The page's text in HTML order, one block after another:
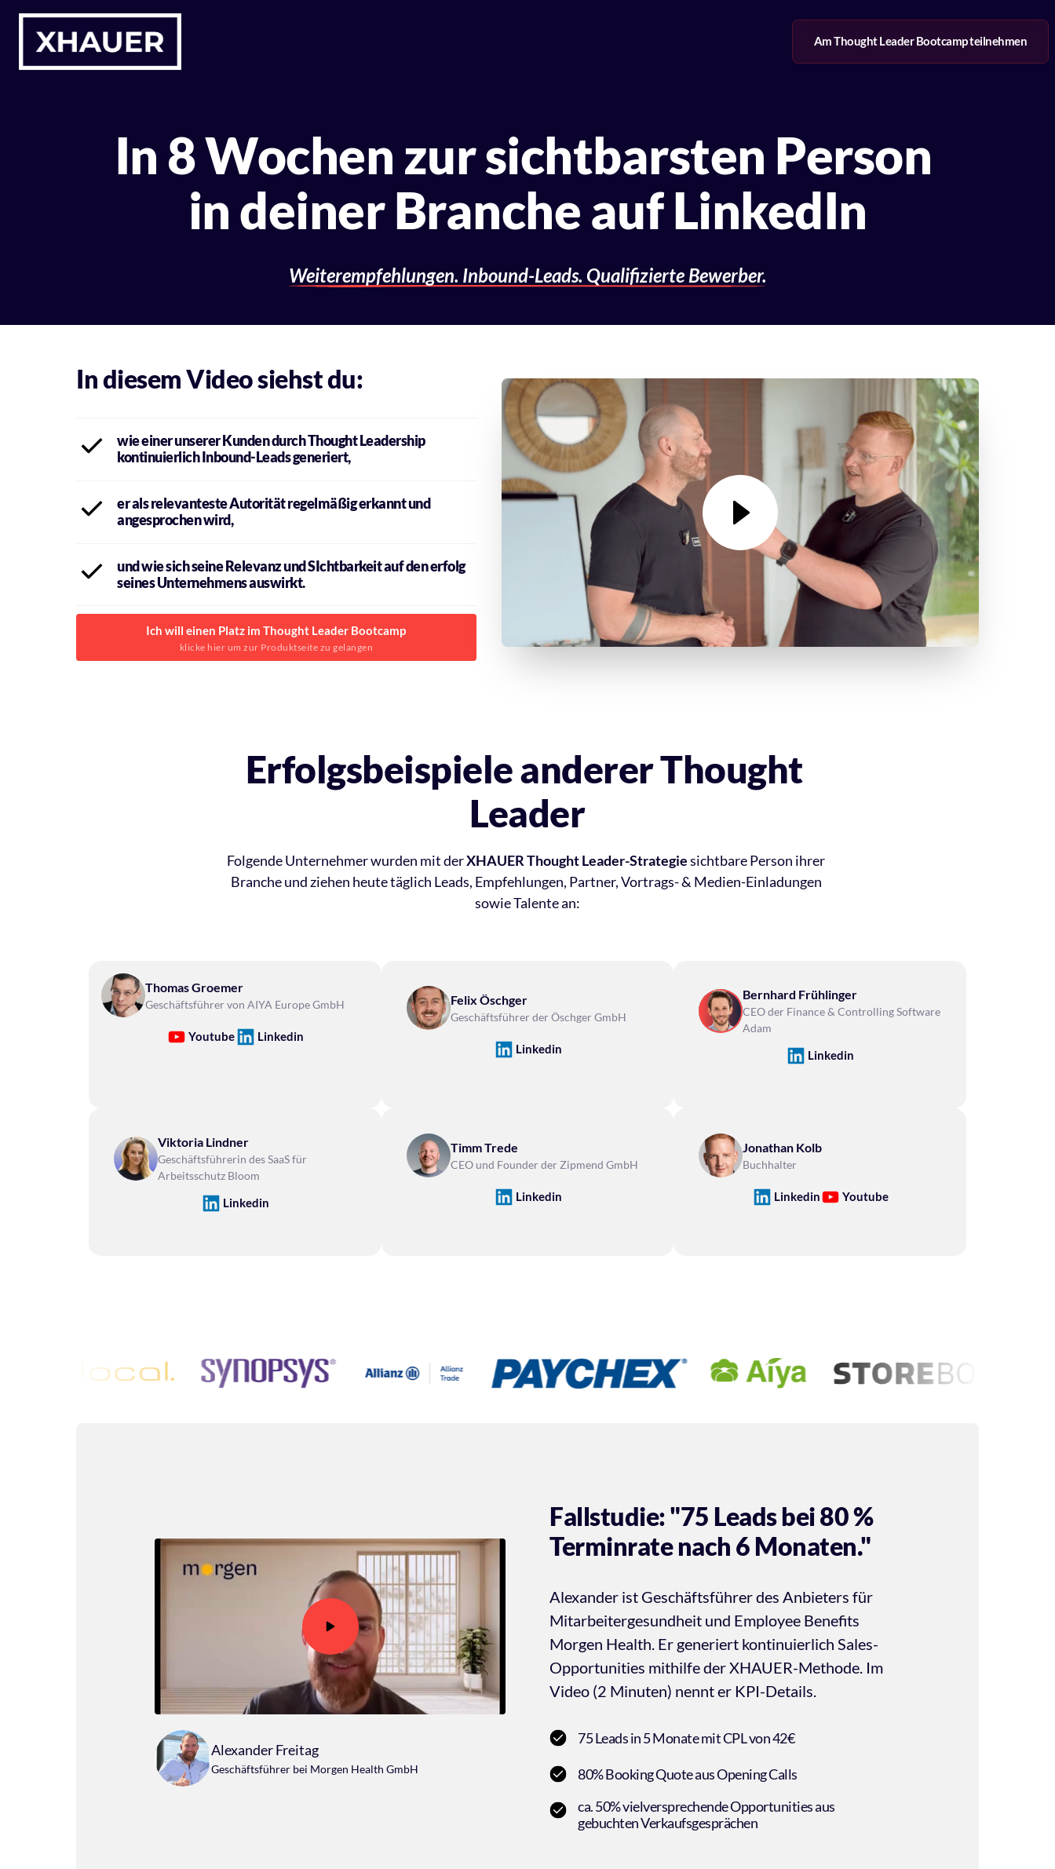
Am Thought Leader Bootcamp teilnehmen
In 8 Wochen zur sichtbarsten Person
in deiner Branche auf LinkedIn
Weiterempfehlungen. Inbound-Leads. Qualifizierte Bewerber.
In diesem Video siehst du:
wie einer unserer Kunden durch Thought Leadership
kontinuierlich Inbound-Leads generiert,
er als relevanteste Autorität regelmäßig erkannt und
angesprochen wird,
und wie sich seine Relevanz und SIchtbarkeit auf den erfolg
seines Unternehmens auswirkt.
Ich will einen Platz im Thought Leader Bootcamp
klicke hier um zur Produktseite zu gelangen
Erfolgsbeispiele anderer Thought
Leader
Folgende Unternehmer wurden mit der XHAUER Thought Leader-Strategie sichtbare Person ihrer
Branche und ziehen heute täglich Leads, Empfehlungen, Partner, Vortrags- & Medien-Einladungen
sowie Talente an:
Thomas Groemer
Geschäftsführer von AIYA Europe GmbH
Youtube Linkedin
Felix Öschger
Geschäftsführer der Öschger GmbH
Linkedin
Bernhard Frühlinger
CEO der Finance & Controlling Software
Adam
Linkedin
Viktoria Lindner
Geschäftsführerin des SaaS für
Arbeitsschutz Bloom
Linkedin
Timm Trede
CEO und Founder der Zipmend GmbH
Linkedin
Jonathan Kolb
Buchhalter
Linkedin Youtube
Alexander Freitag
Geschäftsführer bei Morgen Health GmbH
Fallstudie: "75 Leads bei 80 %
Terminrate nach 6 Monaten."
Alexander ist Geschäftsführer des Anbieters für
Mitarbeitergesundheit und Employee Benefits
Morgen Health. Er generiert kontinuierlich Sales-
Opportunities mithilfe der XHAUER-Methode. Im
Video (2 Minuten) nennt er KPI-Details.
75 Leads in 5 Monate mit CPL von 42€
80% Booking Quote aus Opening Calls
ca. 50% vielversprechende Opportunities aus
gebuchten Verkaufsgesprächen